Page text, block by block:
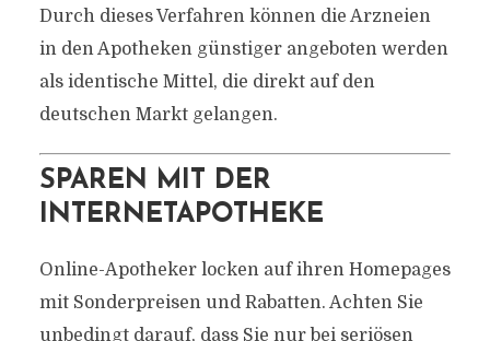
Durch dieses Verfahren können die Arzneien
in den Apotheken günstiger angeboten werden
als identische Mittel, die direkt auf den
deutschen Markt gelangen.
SPAREN MIT DER
INTERNETAPOTHEKE
Online-Apotheker locken auf ihren Homepages
mit Sonderpreisen und Rabatten. Achten Sie
unbedingt darauf, dass Sie nur bei seriösen